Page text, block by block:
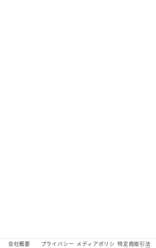
会社概要 プライバシー メディアポリシ 特定商取引法